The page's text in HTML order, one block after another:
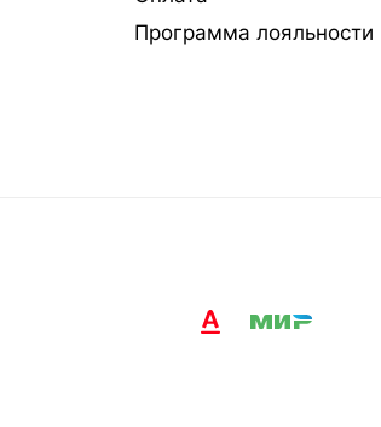
Программа лояльности